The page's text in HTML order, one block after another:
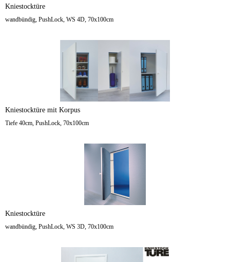
Kniestocktüre
wandbündig, PushLock, WS 4D, 70x100cm
Kniestocktüre mit Korpus
Tiefe 40cm, PushLock, 70x100cm
Kniestocktüre
wandbündig, PushLock, WS 3D, 70x100cm